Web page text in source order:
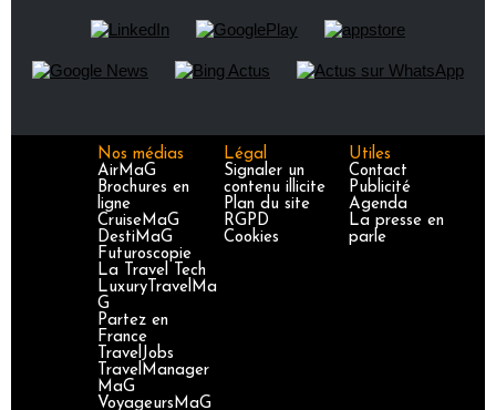
Nos médias
AirMaG
Brochures en
ligne
CruiseMaG
DestiMaG
Futuroscopie
La Travel Tech
LuxuryTravelMa
G
Partez en
France
TravelJobs
TravelManager
MaG
VoyageursMaG
Légal
Signaler un
contenu illicite
Plan du site
RGPD
Cookies
Utiles
Contact
Publicité
Agenda
La presse en
parle